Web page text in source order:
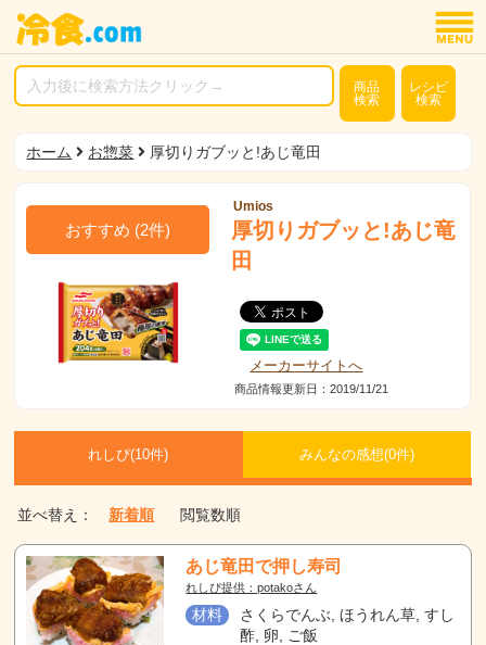
商品
検索
レシピ
検索
ホーム お惣菜 厚切りガブッと!あじ竜田
おすすめ (2件)
Umios
厚切りガブッと!あじ竜
田
メーカーサイトへ
商品情報更新日：2019/11/21
れしぴ(10件) みんなの感想(0件)
並べ替え： 新着順 閲覧数順
あじ竜田で押し寿司
れしぴ提供：potakoさん
材料
さくらでんぶ, ほうれん草, すし
酢, 卵, ご飯